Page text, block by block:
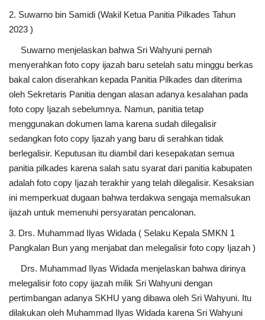
2. Suwarno bin Samidi (Wakil Ketua Panitia Pilkades Tahun
2023 )
Suwarno menjelaskan bahwa Sri Wahyuni pernah
menyerahkan foto copy ijazah baru setelah satu minggu berkas
bakal calon diserahkan kepada Panitia Pilkades dan diterima
oleh Sekretaris Panitia dengan alasan adanya kesalahan pada
foto copy Ijazah sebelumnya. Namun, panitia tetap
menggunakan dokumen lama karena sudah dilegalisir
sedangkan foto copy Ijazah yang baru di serahkan tidak
berlegalisir. Keputusan itu diambil dari kesepakatan semua
panitia pilkades karena salah satu syarat dari panitia kabupaten
adalah foto copy Ijazah terakhir yang telah dilegalisir. Kesaksian
ini memperkuat dugaan bahwa terdakwa sengaja memalsukan
ijazah untuk memenuhi persyaratan pencalonan.
3. Drs. Muhammad Ilyas Widada ( Selaku Kepala SMKN 1
Pangkalan Bun yang menjabat dan melegalisir foto copy Ijazah )
Drs. Muhammad Ilyas Widada menjelaskan bahwa dirinya
melegalisir foto copy ijazah milik Sri Wahyuni dengan
pertimbangan adanya SKHU yang dibawa oleh Sri Wahyuni. Itu
dilakukan oleh Muhammad Ilyas Widada karena Sri Wahyuni